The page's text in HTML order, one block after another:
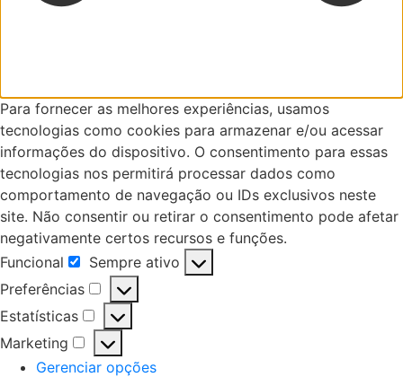
Para fornecer as melhores experiências, usamos
tecnologias como cookies para armazenar e/ou acessar
informações do dispositivo. O consentimento para essas
tecnologias nos permitirá processar dados como
comportamento de navegação ou IDs exclusivos neste
site. Não consentir ou retirar o consentimento pode afetar
negativamente certos recursos e funções.
Funcional
Funcional
Sempre ativo
Preferências
Preferências
Estatísticas
Estatísticas
Marketing
Marketing
Gerenciar opções